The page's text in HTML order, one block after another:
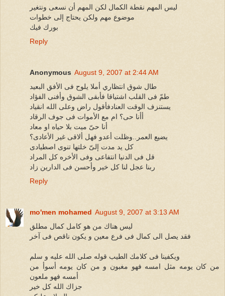
ليس المهم نقطة الكمال لكن المهم أن نسعى ونتغير
موضوع مهم ولكن يحتاج إلى خطوات
بورك فيك
Reply
Anonymous August 9, 2007 at 2:44 AM
طال شوق انتظاري أملا يلوح فى الأفق البعيد
طمّ فى القلب اشتياقا فأبقى الشوق وأفنى الفؤاد
يستنزف الوقت العنادفأقول راض وعلى الله انقياد
أأنا حى؟ ام مع الأموات فى جوف الرقاد
أنا حىّ ميت بلا حياه او معاد
يضيع العمر..وظلت أعدو فهل ألاقى غير الأعادى؟
كل يد مدت إلىّ خلتها تنوى اصطيادى
قل فى الدنيا انتفاعى وفى الأخره كل المراد
ربنا عجل لنا كل خير وأحسن فى الدارين زاد
Reply
mo'men mohamed August 9, 2007 at 3:13 AM
ليس هناك من هو كامل كمال مطلق
فقد يصل الى كمال فى فرع معين و يكون ناقص فى آخر
ويكفينا فى كلامك الطيب قوله صلى الله عليه و سلم
من كان يومه مثل امسه فهو مغبون و من كان يومه أسوأ من
أمسه فهو ملعون
جزاك الله كل خير